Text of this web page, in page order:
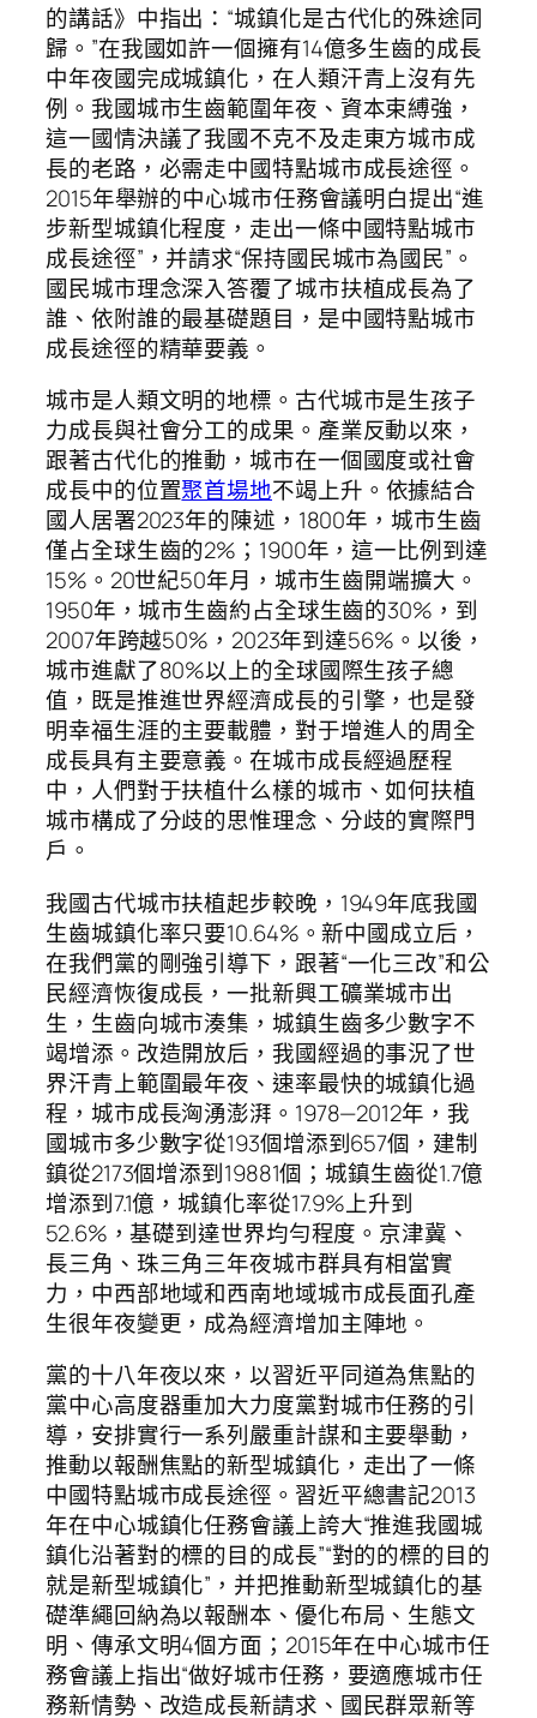
的講話》中指出：“城鎮化是古代化的殊途同
歸。”在我國如許一個擁有14億多生齒的成長
中年夜國完成城鎮化，在人類汗青上沒有先
例。我國城市生齒範圍年夜、資本束縛強，
這一國情決議了我國不克不及走東方城市成
長的老路，必需走中國特點城市成長途徑。
2015年舉辦的中心城市任務會議明白提出“進
步新型城鎮化程度，走出一條中國特點城市
成長途徑”，并請求“保持國民城市為國民”。
國民城市理念深入答覆了城市扶植成長為了
誰、依附誰的最基礎題目，是中國特點城市
成長途徑的精華要義。
城市是人類文明的地標。古代城市是生孩子
力成長與社會分工的成果。產業反動以來，
跟著古代化的推動，城市在一個國度或社會
成長中的位置聚首場地不竭上升。依據結合
國人居署2023年的陳述，1800年，城市生齒
僅占全球生齒的2%；1900年，這一比例到達
15%。20世紀50年月，城市生齒開端擴大。
1950年，城市生齒約占全球生齒的30%，到
2007年跨越50%，2023年到達56%。以後，
城市進獻了80%以上的全球國際生孩子總
值，既是推進世界經濟成長的引擎，也是發
明幸福生涯的主要載體，對于增進人的周全
成長具有主要意義。在城市成長經過歷程
中，人們對于扶植什么樣的城市、如何扶植
城市構成了分歧的思惟理念、分歧的實際門
戶。
我國古代城市扶植起步較晚，1949年底我國
生齒城鎮化率只要10.64%。新中國成立后，
在我們黨的剛強引導下，跟著“一化三改”和公
民經濟恢復成長，一批新興工礦業城市出
生，生齒向城市湊集，城鎮生齒多少數字不
竭增添。改造開放后，我國經過的事況了世
界汗青上範圍最年夜、速率最快的城鎮化過
程，城市成長洶湧澎湃。1978—2012年，我
國城市多少數字從193個增添到657個，建制
鎮從2173個增添到19881個；城鎮生齒從1.7億
增添到7.1億，城鎮化率從17.9%上升到
52.6%，基礎到達世界均勻程度。京津冀、
長三角、珠三角三年夜城市群具有相當實
力，中西部地域和西南地域城市成長面孔產
生很年夜變更，成為經濟增加主陣地。
黨的十八年夜以來，以習近平同道為焦點的
黨中心高度器重加大力度黨對城市任務的引
導，安排實行一系列嚴重計謀和主要舉動，
推動以報酬焦點的新型城鎮化，走出了一條
中國特點城市成長途徑。習近平總書記2013
年在中心城鎮化任務會議上誇大“推進我國城
鎮化沿著對的標的目的成長”“對的的標的目的
就是新型城鎮化”，并把推動新型城鎮化的基
礎準繩回納為以報酬本、優化布局、生態文
明、傳承文明4個方面；2015年在中心城市任
務會議上指出“做好城市任務，要適應城市任
務新情勢、改造成長新請求、國民群眾新等